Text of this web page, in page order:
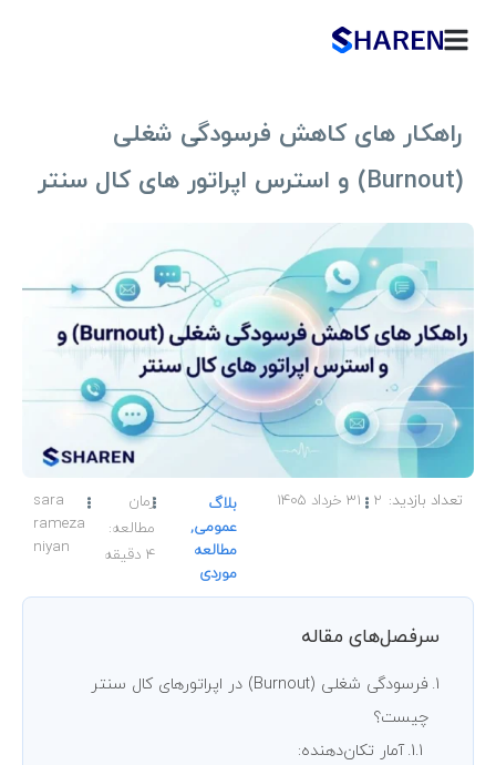
راهکار های کاهش فرسودگی شغلی
(Burnout) و استرس اپراتور های کال سنتر
بلاگ
عمومی,
مطالعه
موردی
زمان
مطالعه:
4 دقیقه
sara
rameza
niyan
2 31 خرداد 1405
سرفصل‌های مقاله
فرسودگی شغلی (Burnout) در اپراتورهای کال سنتر
چیست؟
آمار تکان‌دهنده: